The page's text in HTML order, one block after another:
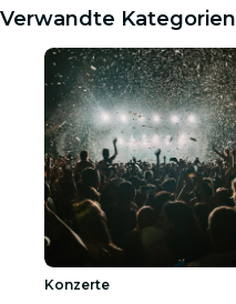
Verwandte Kategorien
Konzerte